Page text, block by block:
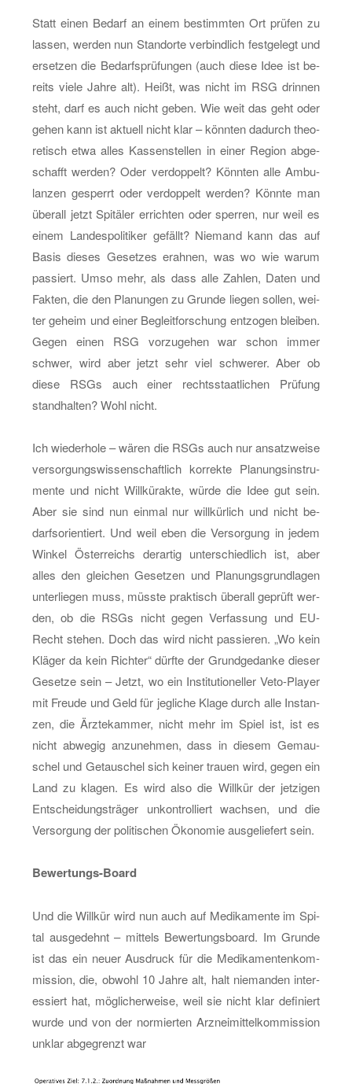
Statt einen Be­darf an einem be­stimm­ten Ort prü­fen zu
las­sen, wer­den nun Stand­or­te ver­bind­lich fest­ge­legt und
er­set­zen die Be­darfs­prü­fun­gen (auch diese Idee ist be­
reits viele Jahre alt). Heißt, was nicht im RSG drin­nen
steht, darf es auch nicht geben. Wie weit das geht oder
gehen kann ist ak­tu­ell nicht klar – könn­ten da­durch theo­
re­tisch etwa alles Kas­sen­stel­len in einer Re­gi­on ab­ge­
schafft wer­den? Oder ver­dop­pelt? Könn­ten alle Am­bu­
lan­zen ge­sperrt oder ver­dop­pelt wer­den? Könn­te man
über­all jetzt Spi­tä­ler er­rich­ten oder sper­ren, nur weil es
einem Lan­des­po­li­ti­ker ge­fällt? Nie­mand kann das auf
Basis die­ses Ge­set­zes er­ah­nen, was wo wie warum
pas­siert. Umso mehr, als dass alle Zah­len, Daten und
Fak­ten, die den Pla­nun­gen zu Grun­de lie­gen sol­len, wei­
ter ge­heim und einer Be­gleit­for­schung ent­zo­gen blei­ben.
Gegen einen RSG vor­zu­ge­hen war schon immer
schwer, wird aber jetzt sehr viel schwe­rer. Aber ob
diese RSGs auch einer rechts­staat­li­chen Prü­fung
stand­hal­ten? Wohl nicht.
Ich wie­der­ho­le – wären die RSGs auch nur an­satz­wei­se
ver­sor­gungs­wis­sen­schaft­lich kor­rek­te Pla­nungs­in­stru­
men­te und nicht Will­kür­ak­te, würde die Idee gut sein.
Aber sie sind nun ein­mal nur will­kür­lich und nicht be­
darfs­ori­en­tiert. Und weil eben die Ver­sor­gung in jedem
Win­kel Ös­ter­reichs der­ar­tig un­ter­schied­lich ist, aber
alles den glei­chen Ge­set­zen und Pla­nungs­grund­la­gen
un­ter­lie­gen muss, müss­te prak­tisch über­all ge­prüft wer­
den, ob die RSGs nicht gegen Ver­fas­sung und EU-
Recht ste­hen. Doch das wird nicht pas­sie­ren. „Wo kein
Klä­ger da kein Rich­ter“ dürf­te der Grund­ge­dan­ke die­ser
Ge­set­ze sein – Jetzt, wo ein In­sti­tu­tio­nel­ler Ve­to-Play­er
mit Freu­de und Geld für jeg­li­che Klage durch alle In­stan­
zen, die Ärz­te­kam­mer, nicht mehr im Spiel ist, ist es
nicht ab­we­gig an­zu­neh­men, dass in die­sem Ge­mau­
schel und Ge­tau­schel sich kei­ner trau­en wird, gegen ein
Land zu kla­gen. Es wird also die Will­kür der jet­zi­gen
Ent­schei­dungs­trä­ger un­kon­trol­liert wach­sen, und die
Ver­sor­gung der po­li­ti­schen Öko­no­mie aus­ge­lie­fert sein.
Be­wer­tungs-Board
Und die Will­kür wird nun auch auf Me­di­ka­men­te im Spi­
tal aus­ge­dehnt – mit­tels Be­wer­tungs­board. Im Grun­de
ist das ein neuer Aus­druck für die Me­di­ka­men­ten­kom­
mis­si­on, die, ob­wohl 10 Jahre alt, halt nie­man­den in­ter­
es­siert hat, mög­li­cher­wei­se, weil sie nicht klar de­fi­niert
wurde und von der nor­mier­ten Arz­nei­mit­tel­kom­mis­si­on
un­klar ab­ge­grenzt war